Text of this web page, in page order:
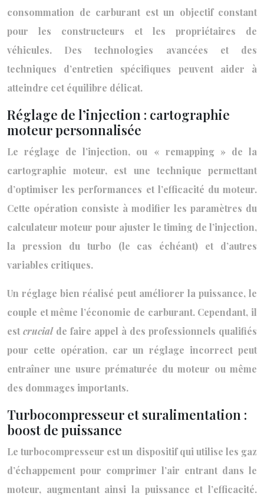
consommation de carburant est un objectif constant
pour les constructeurs et les propriétaires de
véhicules. Des technologies avancées et des
techniques d’entretien spécifiques peuvent aider à
atteindre cet équilibre délicat.
Réglage de l’injection : cartographie
moteur personnalisée
Le réglage de l’injection, ou « remapping » de la
cartographie moteur, est une technique permettant
d’optimiser les performances et l’efficacité du moteur.
Cette opération consiste à modifier les paramètres du
calculateur moteur pour ajuster le timing de l’injection,
la pression du turbo (le cas échéant) et d’autres
variables critiques.
Un réglage bien réalisé peut améliorer la puissance, le
couple et même l’économie de carburant. Cependant, il
estcrucial de faire appel à des professionnels qualifiés
pour cette opération, car un réglage incorrect peut
entraîner une usure prématurée du moteur ou même
des dommages importants.
Turbocompresseur et suralimentation :
boost de puissance
Le turbocompresseur est un dispositif qui utilise les gaz
d’échappement pour comprimer l’air entrant dans le
moteur, augmentant ainsi la puissance et l’efficacité.